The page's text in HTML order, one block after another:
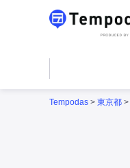
Tempodas > 東京都 >